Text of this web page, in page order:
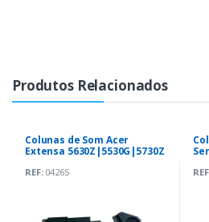
Produtos Relacionados
Colunas de Som Acer
Extensa 5630Z|5530G|5730Z
REF:04265